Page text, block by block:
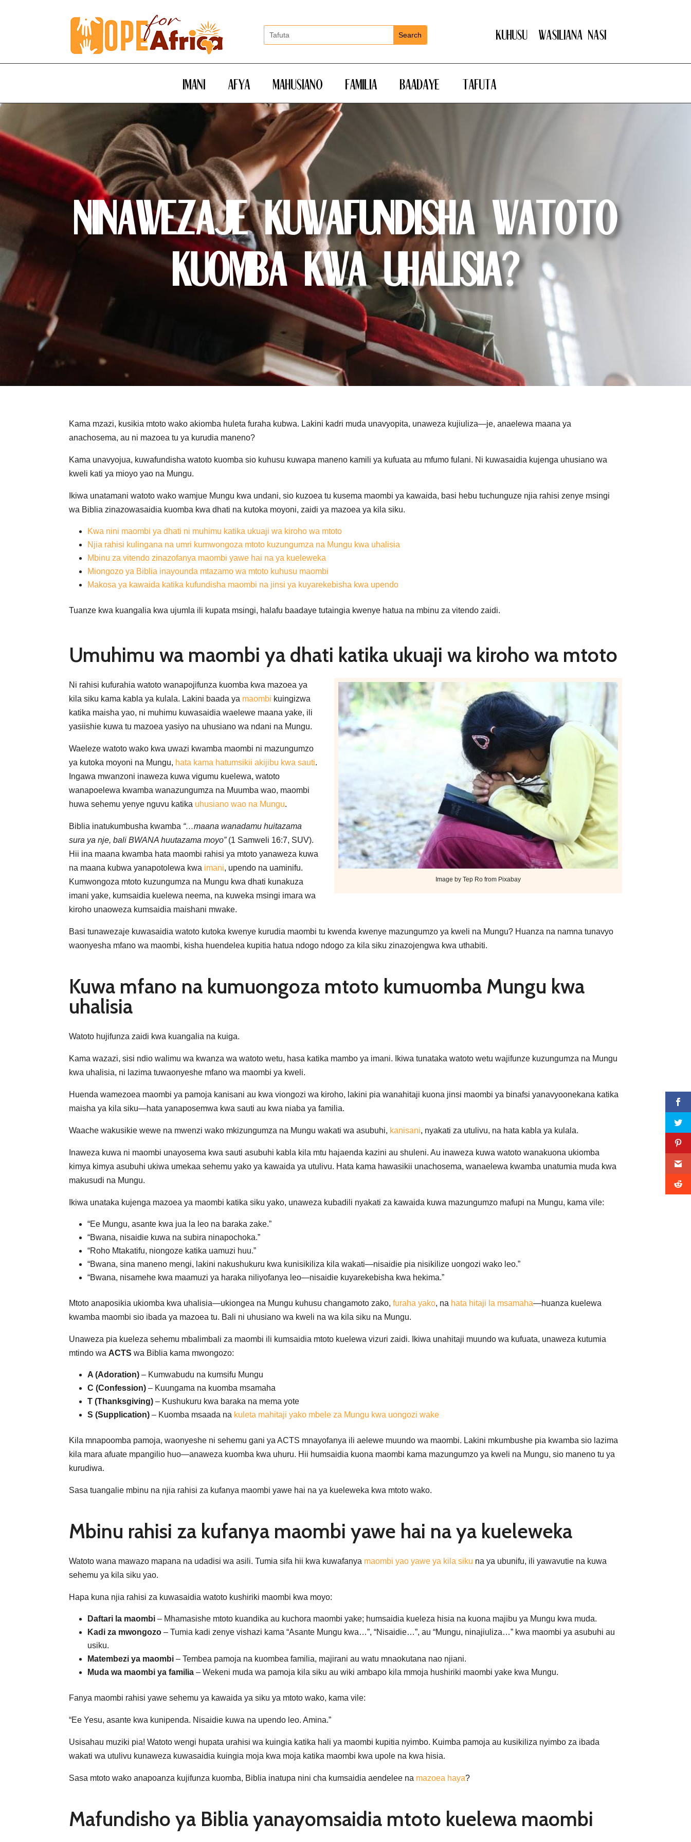
Kuhusu Wasiliana nasi
Imani Afya Mahusiano Familia Baadaye Tafuta
Ninawezaje Kuwafundisha Watoto
Kuomba kwa Uhalisia?
Kama mzazi, kusikia mtoto wako akiomba huleta furaha kubwa. Lakini kadri muda unavyopita, unaweza kujiuliza—je, anaelewa maana ya
anachosema, au ni mazoea tu ya kurudia maneno?
Kama unavyojua, kuwafundisha watoto kuomba sio kuhusu kuwapa maneno kamili ya kufuata au mfumo fulani. Ni kuwasaidia kujenga uhusiano wa
kweli kati ya mioyo yao na Mungu.
Ikiwa unatamani watoto wako wamjue Mungu kwa undani, sio kuzoea tu kusema maombi ya kawaida, basi hebu tuchunguze njia rahisi zenye msingi
wa Biblia zinazowasaidia kuomba kwa dhati na kutoka moyoni, zaidi ya mazoea ya kila siku.
Kwa nini maombi ya dhati ni muhimu katika ukuaji wa kiroho wa mtoto
Njia rahisi kulingana na umri kumwongoza mtoto kuzungumza na Mungu kwa uhalisia
Mbinu za vitendo zinazofanya maombi yawe hai na ya kueleweka
Miongozo ya Biblia inayounda mtazamo wa mtoto kuhusu maombi
Makosa ya kawaida katika kufundisha maombi na jinsi ya kuyarekebisha kwa upendo
Tuanze kwa kuangalia kwa ujumla ili kupata msingi, halafu baadaye tutaingia kwenye hatua na mbinu za vitendo zaidi.
Umuhimu wa maombi ya dhati katika ukuaji wa kiroho wa mtoto
Image by Tep Ro from Pixabay
Ni rahisi kufurahia watoto wanapojifunza kuomba kwa mazoea ya
kila siku kama kabla ya kulala. Lakini baada ya maombi kuingizwa
katika maisha yao, ni muhimu kuwasaidia waelewe maana yake, ili
yasiishie kuwa tu mazoea yasiyo na uhusiano wa ndani na Mungu.
Waeleze watoto wako kwa uwazi kwamba maombi ni mazungumzo
ya kutoka moyoni na Mungu, hata kama hatumsikii akijibu kwa sauti.
Ingawa mwanzoni inaweza kuwa vigumu kuelewa, watoto
wanapoelewa kwamba wanazungumza na Muumba wao, maombi
huwa sehemu yenye nguvu katika uhusiano wao na Mungu.
Biblia inatukumbusha kwamba “…maana wanadamu huitazama
sura ya nje, bali BWANA huutazama moyo”(1 Samweli 16:7, SUV).
Hii ina maana kwamba hata maombi rahisi ya mtoto yanaweza kuwa
na maana kubwa yanapotolewa kwa imani, upendo na uaminifu.
Kumwongoza mtoto kuzungumza na Mungu kwa dhati kunakuza
imani yake, kumsaidia kuelewa neema, na kuweka msingi imara wa
kiroho unaoweza kumsaidia maishani mwake.
Basi tunawezaje kuwasaidia watoto kutoka kwenye kurudia maombi tu kwenda kwenye mazungumzo ya kweli na Mungu? Huanza na namna tunavyo
waonyesha mfano wa maombi, kisha huendelea kupitia hatua ndogo ndogo za kila siku zinazojengwa kwa uthabiti.
Kuwa mfano na kumuongoza mtoto kumuomba Mungu kwa
uhalisia
Watoto hujifunza zaidi kwa kuangalia na kuiga.
Kama wazazi, sisi ndio walimu wa kwanza wa watoto wetu, hasa katika mambo ya imani. Ikiwa tunataka watoto wetu wajifunze kuzungumza na Mungu
kwa uhalisia, ni lazima tuwaonyeshe mfano wa maombi ya kweli.
Huenda wamezoea maombi ya pamoja kanisani au kwa viongozi wa kiroho, lakini pia wanahitaji kuona jinsi maombi ya binafsi yanavyoonekana katika
maisha ya kila siku—hata yanaposemwa kwa sauti au kwa niaba ya familia.
Waache wakusikie wewe na mwenzi wako mkizungumza na Mungu wakati wa asubuhi, kanisani, nyakati za utulivu, na hata kabla ya kulala.
Inaweza kuwa ni maombi unayosema kwa sauti asubuhi kabla kila mtu hajaenda kazini au shuleni. Au inaweza kuwa watoto wanakuona ukiomba
kimya kimya asubuhi ukiwa umekaa sehemu yako ya kawaida ya utulivu. Hata kama hawasikii unachosema, wanaelewa kwamba unatumia muda kwa
makusudi na Mungu.
Ikiwa unataka kujenga mazoea ya maombi katika siku yako, unaweza kubadili nyakati za kawaida kuwa mazungumzo mafupi na Mungu, kama vile:
“Ee Mungu, asante kwa jua la leo na baraka zake.”
“Bwana, nisaidie kuwa na subira ninapochoka.”
“Roho Mtakatifu, niongoze katika uamuzi huu.”
“Bwana, sina maneno mengi, lakini nakushukuru kwa kunisikiliza kila wakati—nisaidie pia nisikilize uongozi wako leo.”
“Bwana, nisamehe kwa maamuzi ya haraka niliyofanya leo—nisaidie kuyarekebisha kwa hekima.”
Mtoto anaposikia ukiomba kwa uhalisia—ukiongea na Mungu kuhusu changamoto zako,furaha yako, na hata hitaji la msamaha—huanza kuelewa
kwamba maombi sio ibada ya mazoea tu. Bali ni uhusiano wa kweli na wa kila siku na Mungu.
Unaweza pia kueleza sehemu mbalimbali za maombi ili kumsaidia mtoto kuelewa vizuri zaidi. Ikiwa unahitaji muundo wa kufuata, unaweza kutumia
mtindo wa ACTS wa Biblia kama mwongozo:
A (Adoration) – Kumwabudu na kumsifu Mungu
C (Confession) – Kuungama na kuomba msamaha
T (Thanksgiving) – Kushukuru kwa baraka na mema yote
S (Supplication) – Kuomba msaada na kuleta mahitaji yako mbele za Mungu kwa uongozi wake
Kila mnapoomba pamoja, waonyeshe ni sehemu gani ya ACTS mnayofanya ili aelewe muundo wa maombi. Lakini mkumbushe pia kwamba sio lazima
kila mara afuate mpangilio huo—anaweza kuomba kwa uhuru. Hii humsaidia kuona maombi kama mazungumzo ya kweli na Mungu, sio maneno tu ya
kurudiwa.
Sasa tuangalie mbinu na njia rahisi za kufanya maombi yawe hai na ya kueleweka kwa mtoto wako.
Mbinu rahisi za kufanya maombi yawe hai na ya kueleweka
Watoto wana mawazo mapana na udadisi wa asili. Tumia sifa hii kwa kuwafanya maombi yao yawe ya kila siku na ya ubunifu, ili yawavutie na kuwa
sehemu ya kila siku yao.
Hapa kuna njia rahisi za kuwasaidia watoto kushiriki maombi kwa moyo:
Daftari la maombi – Mhamasishe mtoto kuandika au kuchora maombi yake; humsaidia kueleza hisia na kuona majibu ya Mungu kwa muda.
Kadi za mwongozo – Tumia kadi zenye vishazi kama “Asante Mungu kwa…”, “Nisaidie…”, au “Mungu, ninajiuliza…” kwa maombi ya asubuhi au
usiku.
Matembezi ya maombi – Tembea pamoja na kuombea familia, majirani au watu mnaokutana nao njiani.
Muda wa maombi ya familia – Wekeni muda wa pamoja kila siku au wiki ambapo kila mmoja hushiriki maombi yake kwa Mungu.
Fanya maombi rahisi yawe sehemu ya kawaida ya siku ya mtoto wako, kama vile:
“Ee Yesu, asante kwa kunipenda. Nisaidie kuwa na upendo leo. Amina.”
Usisahau muziki pia! Watoto wengi hupata urahisi wa kuingia katika hali ya maombi kupitia nyimbo. Kuimba pamoja au kusikiliza nyimbo za ibada
wakati wa utulivu kunaweza kuwasaidia kuingia moja kwa moja katika maombi kwa upole na kwa hisia.
Sasa mtoto wako anapoanza kujifunza kuomba, Biblia inatupa nini cha kumsaidia aendelee na mazoea haya?
Mafundisho ya Biblia yanayomsaidia mtoto kuelewa maombi